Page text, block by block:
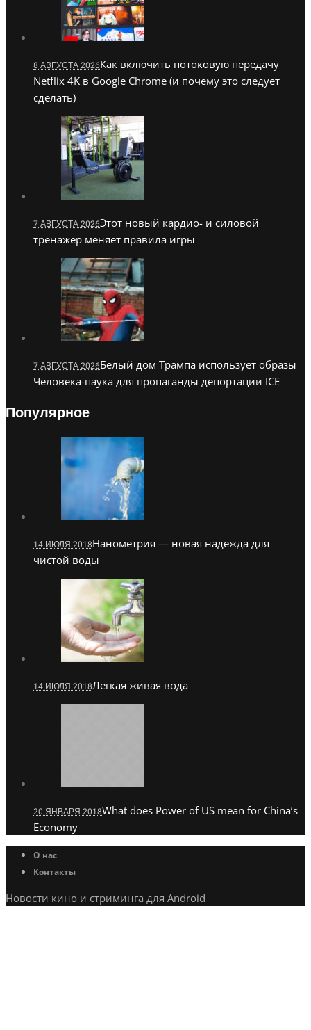
8 АВГУСТА 2026Как включить потоковую передачу
Netflix 4K в Google Chrome (и почему это следует
сделать)
7 АВГУСТА 2026Этот новый кардио- и силовой
тренажер меняет правила игры
7 АВГУСТА 2026Белый дом Трампа использует образы
Человека-паука для пропаганды депортации ICE
Популярное
14 ИЮЛЯ 2018Нанометрия — новая надежда для
чистой воды
14 ИЮЛЯ 2018Легкая живая вода
20 ЯНВАРЯ 2018What does Power of US mean for China’s
Economy
О нас
Контакты
Новости кино и стриминга для Android